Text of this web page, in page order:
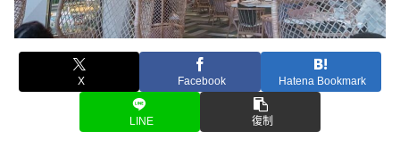
X Facebook Hatena Bookmark
LINE 復制